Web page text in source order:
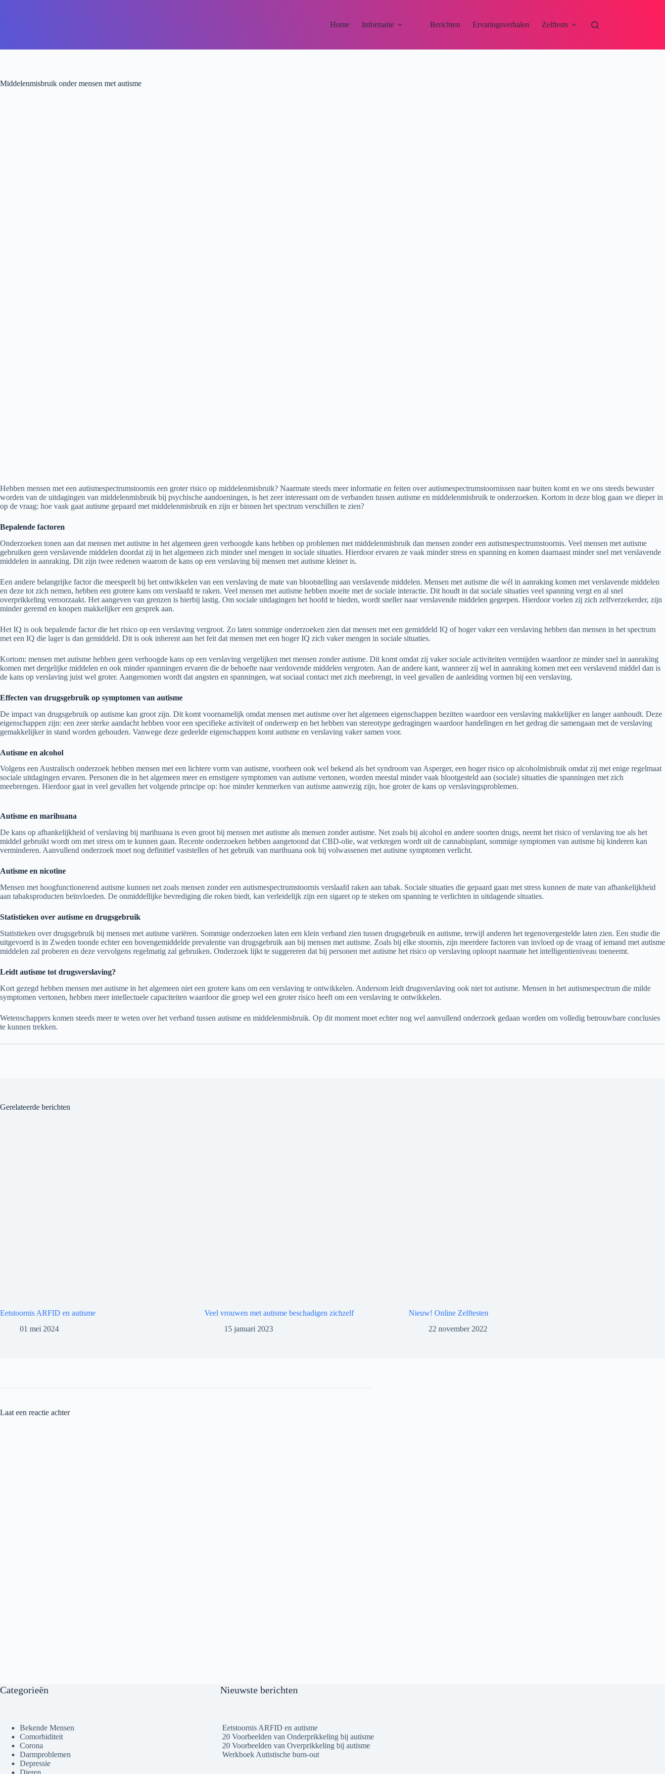
Home Informatie Berichten Ervaringsverhalen Zelftests
Middelenmisbruik onder mensen met autisme
Hebben mensen met een autismespectrumstoornis een groter risico op middelenmisbruik? Naarmate steeds meer informatie en feiten over autismespectrumstoornissen naar buiten komt en we ons steeds bewuster
worden van de uitdagingen van middelenmisbruik bij psychische aandoeningen, is het zeer interessant om de verbanden tussen autisme en middelenmisbruik te onderzoeken. Kortom in deze blog gaan we dieper in
op de vraag: hoe vaak gaat autisme gepaard met middelenmisbruik en zijn er binnen het spectrum verschillen te zien?
Bepalende factoren
Onderzoeken tonen aan dat mensen met autisme in het algemeen geen verhoogde kans hebben op problemen met middelenmisbruik dan mensen zonder een autismespectrumstoornis. Veel mensen met autisme
gebruiken geen verslavende middelen doordat zij in het algemeen zich minder snel mengen in sociale situaties. Hierdoor ervaren ze vaak minder stress en spanning en komen daarnaast minder snel met verslavende
middelen in aanraking. Dit zijn twee redenen waarom de kans op een verslaving bij mensen met autisme kleiner is.
Een andere belangrijke factor die meespeelt bij het ontwikkelen van een verslaving de mate van blootstelling aan verslavende middelen. Mensen met autisme die wél in aanraking komen met verslavende middelen
en deze tot zich nemen, hebben een grotere kans om verslaafd te raken. Veel mensen met autisme hebben moeite met de sociale interactie. Dit houdt in dat sociale situaties veel spanning vergt en al snel
overprikkeling veroorzaakt. Het aangeven van grenzen is hierbij lastig. Om sociale uitdagingen het hoofd te bieden, wordt sneller naar verslavende middelen gegrepen. Hierdoor voelen zij zich zelfverzekerder, zijn
minder geremd en knopen makkelijker een gesprek aan.
Het IQ is ook bepalende factor die het risico op een verslaving vergroot. Zo laten sommige onderzoeken zien dat mensen met een gemiddeld IQ of hoger vaker een verslaving hebben dan mensen in het spectrum
met een IQ die lager is dan gemiddeld. Dit is ook inherent aan het feit dat mensen met een hoger IQ zich vaker mengen in sociale situaties.
Kortom: mensen met autisme hebben geen verhoogde kans op een verslaving vergelijken met mensen zonder autisme. Dit komt omdat zij vaker sociale activiteiten vermijden waardoor ze minder snel in aanraking
komen met dergelijke middelen en ook minder spanningen ervaren die de behoefte naar verdovende middelen vergroten. Aan de andere kant, wanneer zij wel in aanraking komen met een verslavend middel dan is
de kans op verslaving juist wel groter. Aangenomen wordt dat angsten en spanningen, wat sociaal contact met zich meebrengt, in veel gevallen de aanleiding vormen bij een verslaving.
Effecten van drugsgebruik op symptomen van autisme
De impact van drugsgebruik op autisme kan groot zijn. Dit komt voornamelijk omdat mensen met autisme over het algemeen eigenschappen bezitten waardoor een verslaving makkelijker en langer aanhoudt. Deze
eigenschappen zijn: een zeer sterke aandacht hebben voor een specifieke activiteit of onderwerp en het hebben van stereotype gedragingen waardoor handelingen en het gedrag die samengaan met de verslaving
gemakkelijker in stand worden gehouden. Vanwege deze gedeelde eigenschappen komt autisme en verslaving vaker samen voor.
Autisme en alcohol
Volgens een Australisch onderzoek hebben mensen met een lichtere vorm van autisme, voorheen ook wel bekend als het syndroom van Asperger, een hoger risico op alcoholmisbruik omdat zij met enige regelmaat
sociale uitdagingen ervaren. Personen die in het algemeen meer en ernstigere symptomen van autisme vertonen, worden meestal minder vaak blootgesteld aan (sociale) situaties die spanningen met zich
meebrengen. Hierdoor gaat in veel gevallen het volgende principe op: hoe minder kenmerken van autisme aanwezig zijn, hoe groter de kans op verslavingsproblemen.
Autisme en marihuana
De kans op afhankelijkheid of verslaving bij marihuana is even groot bij mensen met autisme als mensen zonder autisme. Net zoals bij alcohol en andere soorten drugs, neemt het risico of verslaving toe als het
middel gebruikt wordt om met stress om te kunnen gaan. Recente onderzoeken hebben aangetoond dat CBD-olie, wat verkregen wordt uit de cannabisplant, sommige symptomen van autisme bij kinderen kan
verminderen. Aanvullend onderzoek moet nog definitief vaststellen of het gebruik van marihuana ook bij volwassenen met autisme symptomen verlicht.
Autisme en nicotine
Mensen met hoogfunctionerend autisme kunnen net zoals mensen zonder een autismespectrumstoornis verslaafd raken aan tabak. Sociale situaties die gepaard gaan met stress kunnen de mate van afhankelijkheid
aan tabaksproducten beïnvloeden. De onmiddellijke bevrediging die roken biedt, kan verleidelijk zijn een sigaret op te steken om spanning te verlichten in uitdagende situaties.
Statistieken over autisme en drugsgebruik
Statistieken over drugsgebruik bij mensen met autisme variëren. Sommige onderzoeken laten een klein verband zien tussen drugsgebruik en autisme, terwijl anderen het tegenovergestelde laten zien. Een studie die
uitgevoerd is in Zweden toonde echter een bovengemiddelde prevalentie van drugsgebruik aan bij mensen met autisme. Zoals bij elke stoornis, zijn meerdere factoren van invloed op de vraag of iemand met autisme
middelen zal proberen en deze vervolgens regelmatig zal gebruiken. Onderzoek lijkt te suggereren dat bij personen met autisme het risico op verslaving oploopt naarmate het intelligentieniveau toeneemt.
Leidt autisme tot drugsverslaving?
Kort gezegd hebben mensen met autisme in het algemeen niet een grotere kans om een verslaving te ontwikkelen. Andersom leidt drugsverslaving ook niet tot autisme. Mensen in het autismespectrum die milde
symptomen vertonen, hebben meer intellectuele capaciteiten waardoor die groep wel een groter risico heeft om een verslaving te ontwikkelen.
Wetenschappers komen steeds meer te weten over het verband tussen autisme en middelenmisbruik. Op dit moment moet echter nog wel aanvullend onderzoek gedaan worden om volledig betrouwbare conclusies
te kunnen trekken.
Gerelateerde berichten
Eetstoornis ARFID en autisme
01 mei 2024
Veel vrouwen met autisme beschadigen zichzelf
15 januari 2023
Nieuw! Online Zelftesten
22 november 2022
Laat een reactie achter
Categorieën
Bekende Mensen
Comorbiditeit
Corona
Darmproblemen
Depressie
Nieuwste berichten
Eetstoornis ARFID en autisme
20 Voorbeelden van Onderprikkeling bij autisme
20 Voorbeelden van Overprikkeling bij autisme
Werkboek Autistische burn-out